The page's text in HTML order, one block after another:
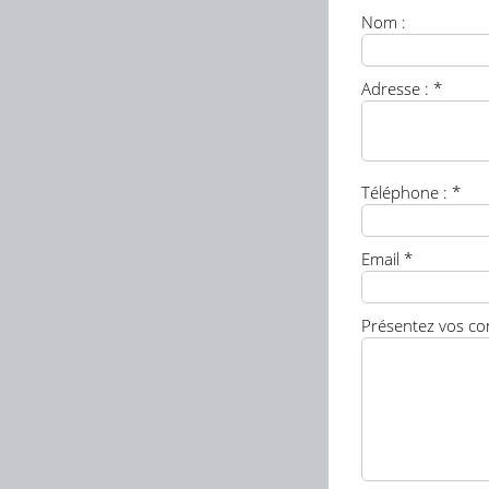
Nom :
Adresse : *
Téléphone : *
Email *
Présentez vos